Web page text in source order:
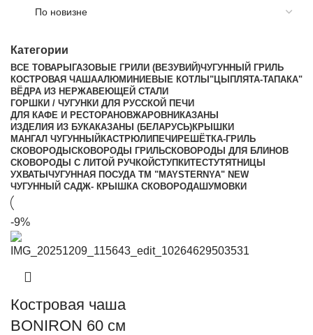
Категории
ВСЕ ТОВАРЫ ГАЗОВЫЕ ГРИЛИ (ВЕЗУВИЙ)ЧУГУННЫЙ ГРИЛЬ
КОСТРОВАЯ ЧАШААЛЮМИНИЕВЫЕ КОТЛЫ "ЦЫПЛЯТА-ТАПАКА"
ВЁДРА ИЗ НЕРЖАВЕЮЩЕЙ СТАЛИ
ГОРШКИ / ЧУГУНКИ ДЛЯ РУССКОЙ ПЕЧИ
ДЛЯ КАФЕ И РЕСТОРАНОВЖАРОВНИ КАЗАНЫ
ИЗДЕЛИЯ ИЗ БУКАКАЗАНЫ (БЕЛАРУСЬ)КРЫШКИ
МАНГАЛ ЧУГУННЫЙ КАСТРЮЛИ ПЕЧИ РЕШЁТКА-ГРИЛЬ
СКОВОРОДЫ СКОВОРОДЫ ГРИЛЬСКОВОРОДЫ ДЛЯ БЛИНОВ
СКОВОРОДЫ С ЛИТОЙ РУЧКОЙСТУПКИТЕСТУТЯТНИЦЫ
УХВАТЫ ЧУГУННАЯ ПОСУДА TM "MAYSTERNYA" NEW
ЧУГУННЫЙ САДЖ- КРЫШКА СКОВОРОДАШУМОВКИ
-9%
Костровая чаша
BONIRON 60 см